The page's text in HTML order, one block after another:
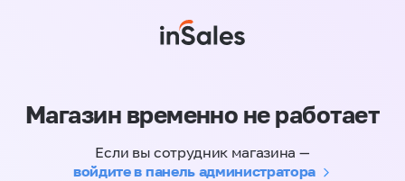
Магазин временно не работает
Если вы сотрудник магазина —
войдите в панель администратора